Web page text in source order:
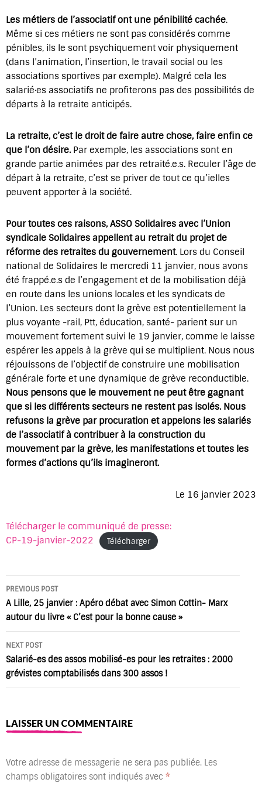
Les métiers de l’associatif ont une pénibilité cachée.
Même si ces métiers ne sont pas considérés comme
pénibles, ils le sont psychiquement voir physiquement
(dans l’animation, l’insertion, le travail social ou les
associations sportives par exemple). Malgré cela les
salarié·es associatifs ne profiterons pas des possibilités de
départs à la retraite anticipés.
La retraite, c’est le droit de faire autre chose, faire enfin ce
que l’on désire. Par exemple, les associations sont en
grande partie animées par des retraité.e.s. Reculer l’âge de
départ à la retraite, c’est se priver de tout ce qu’ielles
peuvent apporter à la société.
Pour toutes ces raisons, ASSO Solidaires avec l’Union
syndicale Solidaires appellent au retrait du projet de
réforme des retraites du gouvernement. Lors du Conseil
national de Solidaires le mercredi 11 janvier, nous avons
été frappé.e.s de l’engagement et de la mobilisation déjà
en route dans les unions locales et les syndicats de
l’Union. Les secteurs dont la grève est potentiellement la
plus voyante -rail, Ptt, éducation, santé- parient sur un
mouvement fortement suivi le 19 janvier, comme le laisse
espérer les appels à la grève qui se multiplient. Nous nous
réjouissons de l’objectif de construire une mobilisation
générale forte et une dynamique de grève reconductible.
Nous pensons que le mouvement ne peut être gagnant
que si les différents secteurs ne restent pas isolés. Nous
refusons la grève par procuration et appelons les salariés
de l’associatif à contribuer à la construction du
mouvement par la grève, les manifestations et toutes les
formes d’actions qu’ils imagineront.
Le 16 janvier 2023
Télécharger le communiqué de presse:
CP-19-janvier-2022
Télécharger
Post
navigation
PREVIOUS POST
A Lille, 25 janvier : Apéro débat avec Simon Cottin- Marx
autour du livre « C’est pour la bonne cause »
NEXT POST
Salarié-es des assos mobilisé-es pour les retraites : 2000
grévistes comptabilisés dans 300 assos !
LAISSER UN COMMENTAIRE
Votre adresse de messagerie ne sera pas publiée. Les
champs obligatoires sont indiqués avec *